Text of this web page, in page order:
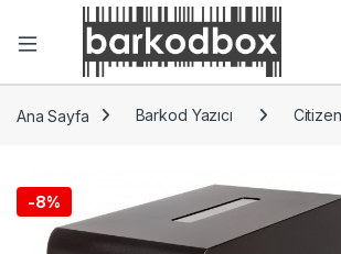
Ana Sayfa Barkod Yazıcı
-8%